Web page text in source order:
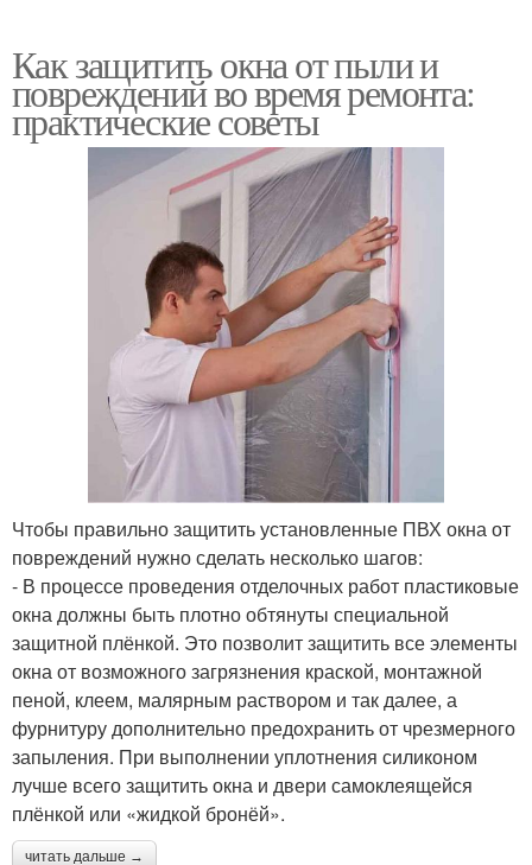
Как защитить окна от пыли и
повреждений во время ремонта:
практические советы
Чтобы правильно защитить установленные ПВХ окна от
повреждений нужно сделать несколько шагов:
- В процессе проведения отделочных работ пластиковые
окна должны быть плотно обтянуты специальной
защитной плёнкой. Это позволит защитить все элементы
окна от возможного загрязнения краской, монтажной
пеной, клеем, малярным раствором и так далее, а
фурнитуру дополнительно предохранить от чрезмерного
запыления. При выполнении уплотнения силиконом
лучше всего защитить окна и двери самоклеящейся
плёнкой или «жидкой бронёй».
читать дальше →